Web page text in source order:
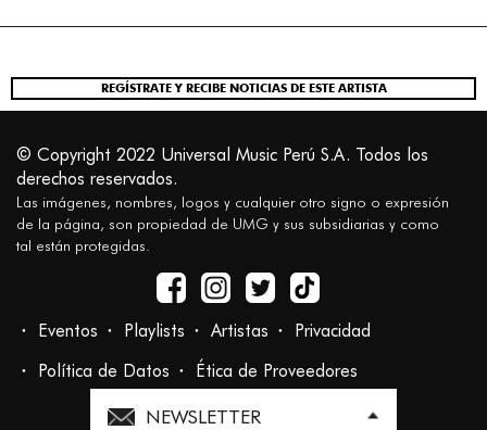
REGÍSTRATE Y RECIBE NOTICIAS DE ESTE ARTISTA
NEWSLETTER
© Copyright 2022 Universal Music Perú S.A. Todos los
derechos reservados.
Las imágenes, nombres, logos y cualquier otro signo o expresión
de la página, son propiedad de UMG y sus subsidiarias y como
tal están protegidas.
Eventos Playlists Artistas
Privacidad
Política de Datos
Ética de Proveedores